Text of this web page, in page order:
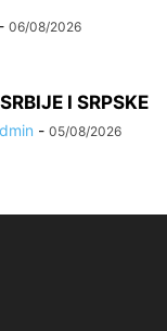
- 06/08/2026
I SRPSKE
- 05/08/2026